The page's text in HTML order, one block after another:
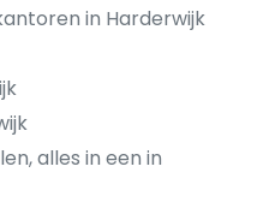
in Harderwijk
alles in een in